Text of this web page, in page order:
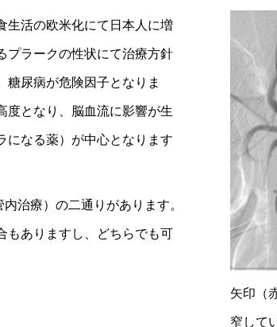
活の欧米化にて日本人に増
プラークの性状にて治療方針
尿病が危険因子となりま
度となり、脳血流に影響が生
になる薬）が中心となります
療）の二通りがあります。
もありますし、どちらでも可
矢印（
窄して